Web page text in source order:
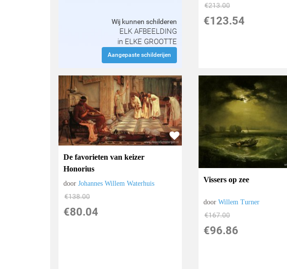
Wij kunnen schilderen
ELK AFBEELDING
in ELKE GROOTTE
Aangepaste schilderijen
€213.00
€123.54
De favorieten van keizer
Honorius
doorJohannes Willem Waterhuis
€138.00
€80.04
Vissers op zee
doorWillem Turner
€167.00
€96.86